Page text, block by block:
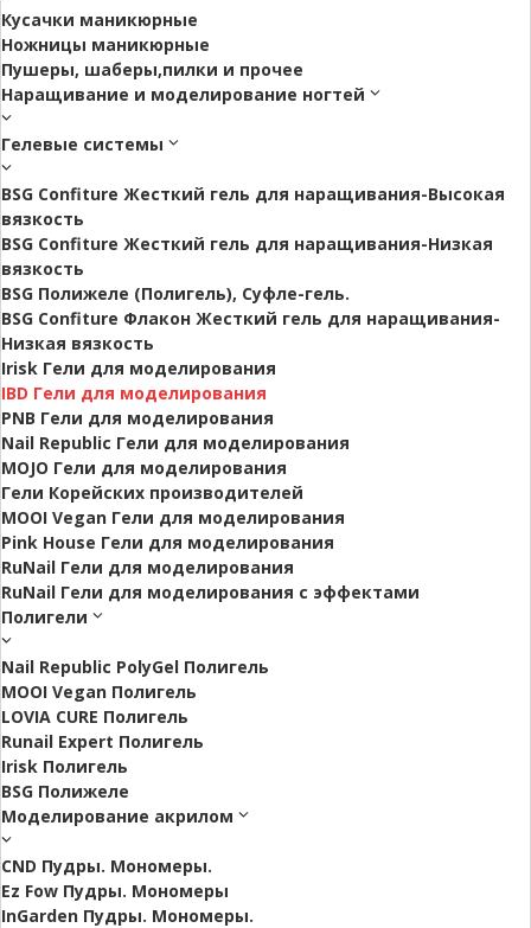
Кусачки маникюрные
Ножницы маникюрные
Пушеры, шаберы,пилки и прочее
Наращивание и моделирование ногтей
Гелевые системы
BSG Confiture Жесткий гель для наращивания-Высокая
вязкость
BSG Confiture Жесткий гель для наращивания-Низкая
вязкость
BSG Полижеле (Полигель), Суфле-гель.
BSG Confiture Флакон Жесткий гель для наращивания-
Низкая вязкость
Irisk Гели для моделирования
IBD Гели для моделирования
PNB Гели для моделирования
Nail Republic Гели для моделирования
MOJO Гели для моделирования
Гели Корейских производителей
MOOI Vegan Гели для моделирования
Pink House Гели для моделирования
RuNail Гели для моделирования
RuNail Гели для моделирования с эффектами
Полигели
Nail Republic PolyGel Полигель
MOOI Vegan Полигель
LOVIA CURE Полигель
Runail Expert Полигель
Irisk Полигель
BSG Полижеле
Моделирование акрилом
CND Пудры. Мономеры.
Ez Fow Пудры. Мономеры
InGarden Пудры. Мономеры.